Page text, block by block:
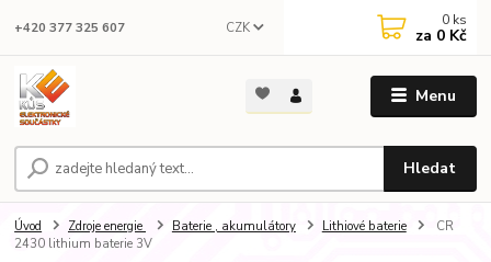
Menu
CZK
Hledat
+420 377 325 607 0 ks
za 0 Kč
Úvod Zdroje energie Baterie , akumulátory Lithiové baterie
CR
2430 lithium baterie 3V